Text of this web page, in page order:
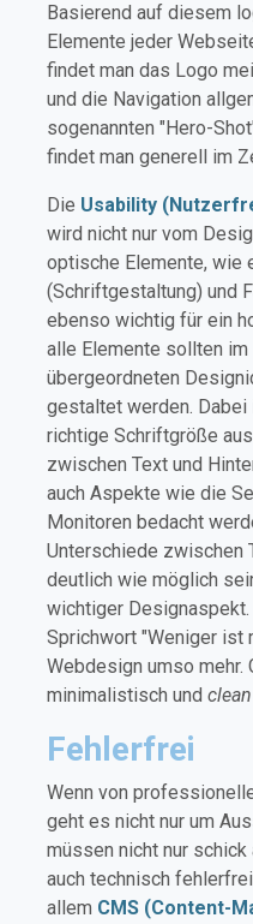
Basierend auf diesem
Elemente jeder
findet man das Logo
und die Navigation
sogenannten "Hero-
findet man generell im
Die Usability
wird nicht nur vom
optische Elemente, wie
(Schriftgestaltung) und
ebenso wichtig für ein
alle Elemente sollten im
übergeordneten
gestaltet werden.
richtige Schriftgröße
zwischen Text und
auch Aspekte wie die
Monitoren bedacht
Unterschiede zwischen
deutlich wie möglich
wichtiger
Sprichwort "Weniger ist
Webdesign umso mehr.
minimalistisch und clean
Fehlerfrei
Wenn von
geht es nicht nur um
müssen nicht nur
auch technisch
allem CMS (Content-